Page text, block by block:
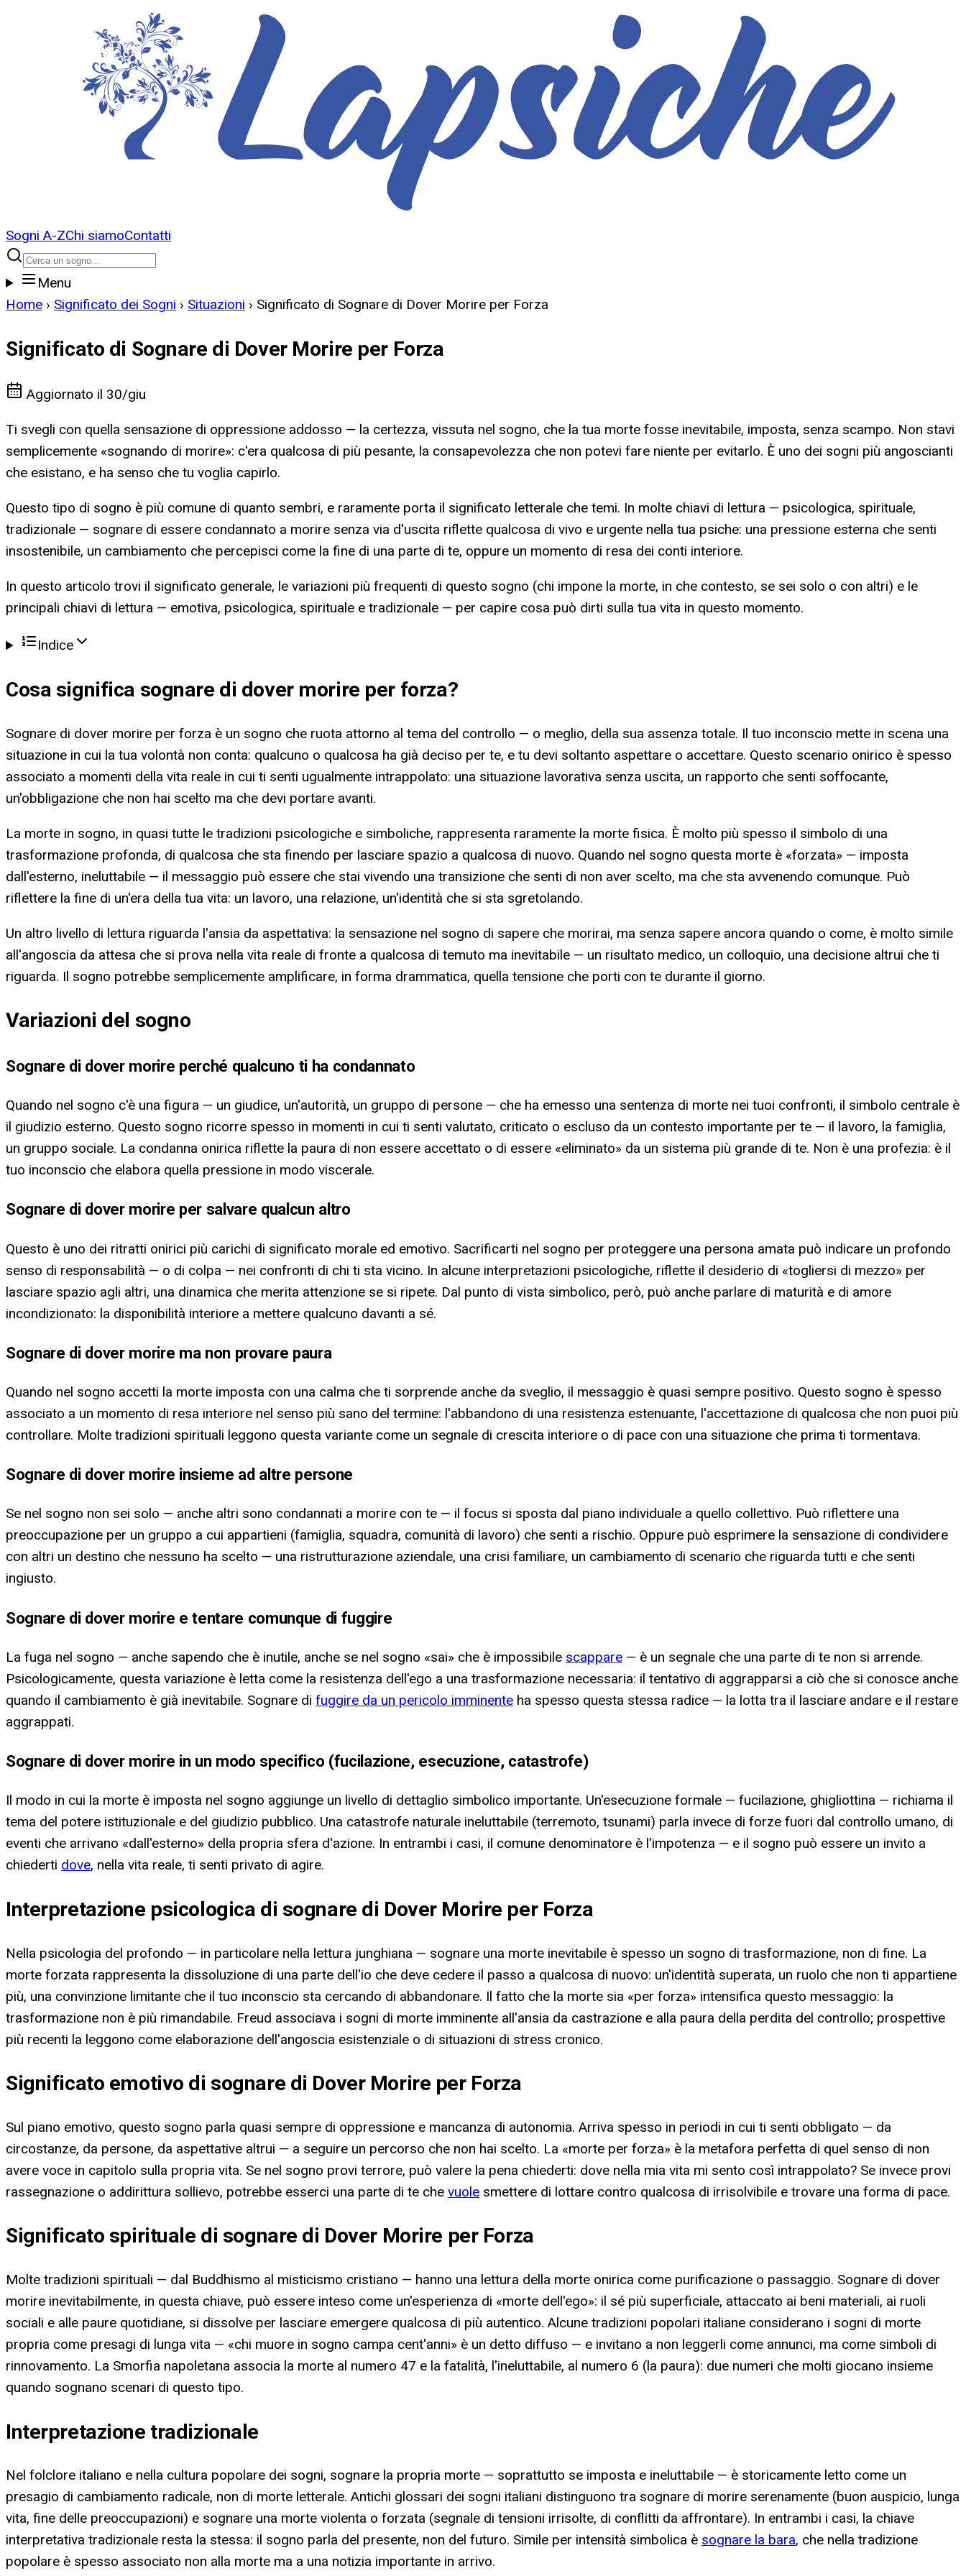
Sogni A-ZChi siamoContatti
Menu
Home › Significato dei Sogni › Situazioni › Significato di Sognare di Dover Morire per Forza
Significato di Sognare di Dover Morire per Forza
Aggiornato il 30/giu
Ti svegli con quella sensazione di oppressione addosso — la certezza, vissuta nel sogno, che la tua morte fosse inevitabile, imposta, senza scampo. Non stavi
semplicemente «sognando di morire»: c'era qualcosa di più pesante, la consapevolezza che non potevi fare niente per evitarlo. È uno dei sogni più angoscianti
che esistano, e ha senso che tu voglia capirlo.
Questo tipo di sogno è più comune di quanto sembri, e raramente porta il significato letterale che temi. In molte chiavi di lettura — psicologica, spirituale,
tradizionale — sognare di essere condannato a morire senza via d'uscita riflette qualcosa di vivo e urgente nella tua psiche: una pressione esterna che senti
insostenibile, un cambiamento che percepisci come la fine di una parte di te, oppure un momento di resa dei conti interiore.
In questo articolo trovi il significato generale, le variazioni più frequenti di questo sogno (chi impone la morte, in che contesto, se sei solo o con altri) e le
principali chiavi di lettura — emotiva, psicologica, spirituale e tradizionale — per capire cosa può dirti sulla tua vita in questo momento.
Indice
Cosa significa sognare di dover morire per forza?
Sognare di dover morire per forza è un sogno che ruota attorno al tema del controllo — o meglio, della sua assenza totale. Il tuo inconscio mette in scena una
situazione in cui la tua volontà non conta: qualcuno o qualcosa ha già deciso per te, e tu devi soltanto aspettare o accettare. Questo scenario onirico è spesso
associato a momenti della vita reale in cui ti senti ugualmente intrappolato: una situazione lavorativa senza uscita, un rapporto che senti soffocante,
un'obbligazione che non hai scelto ma che devi portare avanti.
La morte in sogno, in quasi tutte le tradizioni psicologiche e simboliche, rappresenta raramente la morte fisica. È molto più spesso il simbolo di una
trasformazione profonda, di qualcosa che sta finendo per lasciare spazio a qualcosa di nuovo. Quando nel sogno questa morte è «forzata» — imposta
dall'esterno, ineluttabile — il messaggio può essere che stai vivendo una transizione che senti di non aver scelto, ma che sta avvenendo comunque. Può
riflettere la fine di un'era della tua vita: un lavoro, una relazione, un'identità che si sta sgretolando.
Un altro livello di lettura riguarda l'ansia da aspettativa: la sensazione nel sogno di sapere che morirai, ma senza sapere ancora quando o come, è molto simile
all'angoscia da attesa che si prova nella vita reale di fronte a qualcosa di temuto ma inevitabile — un risultato medico, un colloquio, una decisione altrui che ti
riguarda. Il sogno potrebbe semplicemente amplificare, in forma drammatica, quella tensione che porti con te durante il giorno.
Variazioni del sogno
Sognare di dover morire perché qualcuno ti ha condannato
Quando nel sogno c'è una figura — un giudice, un'autorità, un gruppo di persone — che ha emesso una sentenza di morte nei tuoi confronti, il simbolo centrale è
il giudizio esterno. Questo sogno ricorre spesso in momenti in cui ti senti valutato, criticato o escluso da un contesto importante per te — il lavoro, la famiglia,
un gruppo sociale. La condanna onirica riflette la paura di non essere accettato o di essere «eliminato» da un sistema più grande di te. Non è una profezia: è il
tuo inconscio che elabora quella pressione in modo viscerale.
Sognare di dover morire per salvare qualcun altro
Questo è uno dei ritratti onirici più carichi di significato morale ed emotivo. Sacrificarti nel sogno per proteggere una persona amata può indicare un profondo
senso di responsabilità — o di colpa — nei confronti di chi ti sta vicino. In alcune interpretazioni psicologiche, riflette il desiderio di «togliersi di mezzo» per
lasciare spazio agli altri, una dinamica che merita attenzione se si ripete. Dal punto di vista simbolico, però, può anche parlare di maturità e di amore
incondizionato: la disponibilità interiore a mettere qualcuno davanti a sé.
Sognare di dover morire ma non provare paura
Quando nel sogno accetti la morte imposta con una calma che ti sorprende anche da sveglio, il messaggio è quasi sempre positivo. Questo sogno è spesso
associato a un momento di resa interiore nel senso più sano del termine: l'abbandono di una resistenza estenuante, l'accettazione di qualcosa che non puoi più
controllare. Molte tradizioni spirituali leggono questa variante come un segnale di crescita interiore o di pace con una situazione che prima ti tormentava.
Sognare di dover morire insieme ad altre persone
Se nel sogno non sei solo — anche altri sono condannati a morire con te — il focus si sposta dal piano individuale a quello collettivo. Può riflettere una
preoccupazione per un gruppo a cui appartieni (famiglia, squadra, comunità di lavoro) che senti a rischio. Oppure può esprimere la sensazione di condividere
con altri un destino che nessuno ha scelto — una ristrutturazione aziendale, una crisi familiare, un cambiamento di scenario che riguarda tutti e che senti
ingiusto.
Sognare di dover morire e tentare comunque di fuggire
La fuga nel sogno — anche sapendo che è inutile, anche se nel sogno «sai» che è impossibile scappare — è un segnale che una parte di te non si arrende.
Psicologicamente, questa variazione è letta come la resistenza dell'ego a una trasformazione necessaria: il tentativo di aggrapparsi a ciò che si conosce anche
quando il cambiamento è già inevitabile. Sognare di fuggire da un pericolo imminente ha spesso questa stessa radice — la lotta tra il lasciare andare e il restare
aggrappati.
Sognare di dover morire in un modo specifico (fucilazione, esecuzione, catastrofe)
Il modo in cui la morte è imposta nel sogno aggiunge un livello di dettaglio simbolico importante. Un'esecuzione formale — fucilazione, ghigliottina — richiama il
tema del potere istituzionale e del giudizio pubblico. Una catastrofe naturale ineluttabile (terremoto, tsunami) parla invece di forze fuori dal controllo umano, di
eventi che arrivano «dall'esterno» della propria sfera d'azione. In entrambi i casi, il comune denominatore è l'impotenza — e il sogno può essere un invito a
chiederti dove, nella vita reale, ti senti privato di agire.
Interpretazione psicologica di sognare di Dover Morire per Forza
Nella psicologia del profondo — in particolare nella lettura junghiana — sognare una morte inevitabile è spesso un sogno di trasformazione, non di fine. La
morte forzata rappresenta la dissoluzione di una parte dell'io che deve cedere il passo a qualcosa di nuovo: un'identità superata, un ruolo che non ti appartiene
più, una convinzione limitante che il tuo inconscio sta cercando di abbandonare. Il fatto che la morte sia «per forza» intensifica questo messaggio: la
trasformazione non è più rimandabile. Freud associava i sogni di morte imminente all'ansia da castrazione e alla paura della perdita del controllo; prospettive
più recenti la leggono come elaborazione dell'angoscia esistenziale o di situazioni di stress cronico.
Significato emotivo di sognare di Dover Morire per Forza
Sul piano emotivo, questo sogno parla quasi sempre di oppressione e mancanza di autonomia. Arriva spesso in periodi in cui ti senti obbligato — da
circostanze, da persone, da aspettative altrui — a seguire un percorso che non hai scelto. La «morte per forza» è la metafora perfetta di quel senso di non
avere voce in capitolo sulla propria vita. Se nel sogno provi terrore, può valere la pena chiederti: dove nella mia vita mi sento così intrappolato? Se invece provi
rassegnazione o addirittura sollievo, potrebbe esserci una parte di te che vuole smettere di lottare contro qualcosa di irrisolvibile e trovare una forma di pace.
Significato spirituale di sognare di Dover Morire per Forza
Molte tradizioni spirituali — dal Buddhismo al misticismo cristiano — hanno una lettura della morte onirica come purificazione o passaggio. Sognare di dover
morire inevitabilmente, in questa chiave, può essere inteso come un'esperienza di «morte dell'ego»: il sé più superficiale, attaccato ai beni materiali, ai ruoli
sociali e alle paure quotidiane, si dissolve per lasciare emergere qualcosa di più autentico. Alcune tradizioni popolari italiane considerano i sogni di morte
propria come presagi di lunga vita — «chi muore in sogno campa cent'anni» è un detto diffuso — e invitano a non leggerli come annunci, ma come simboli di
rinnovamento. La Smorfia napoletana associa la morte al numero 47 e la fatalità, l'ineluttabile, al numero 6 (la paura): due numeri che molti giocano insieme
quando sognano scenari di questo tipo.
Interpretazione tradizionale
Nel folclore italiano e nella cultura popolare dei sogni, sognare la propria morte — soprattutto se imposta e ineluttabile — è storicamente letto come un
presagio di cambiamento radicale, non di morte letterale. Antichi glossari dei sogni italiani distinguono tra sognare di morire serenamente (buon auspicio, lunga
vita, fine delle preoccupazioni) e sognare una morte violenta o forzata (segnale di tensioni irrisolte, di conflitti da affrontare). In entrambi i casi, la chiave
interpretativa tradizionale resta la stessa: il sogno parla del presente, non del futuro. Simile per intensità simbolica è sognare la bara, che nella tradizione
popolare è spesso associato non alla morte ma a una notizia importante in arrivo.